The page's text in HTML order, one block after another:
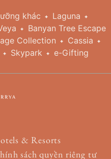
khác
Laguna
Banyan Tree Escape
Collection
Cassia
Skypark e-Gifting
& Resorts
sách quyền riêng tư